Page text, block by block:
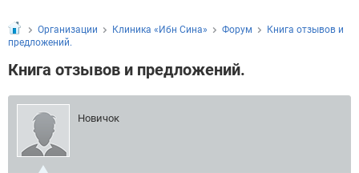
Организации Клиника «Ибн Сина» Форум
Книга отзывов и
предложений.
Книга отзывов и предложений.
Новичок